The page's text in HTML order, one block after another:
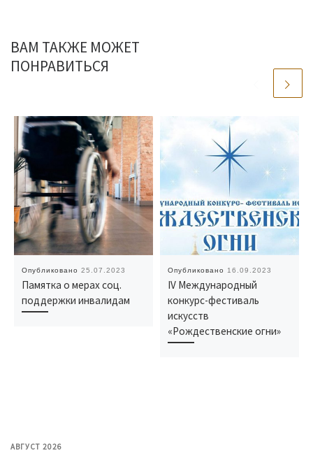
ВАМ ТАКЖЕ МОЖЕТ
ПОНРАВИТЬСЯ
Опубликовано 25.07.2023
Памятка о мерах соц.
поддержки инвалидам
Опубликовано 16.09.2023
IV Международный
конкурс-фестиваль
искусств
«Рождественские огни»
АВГУСТ 2026